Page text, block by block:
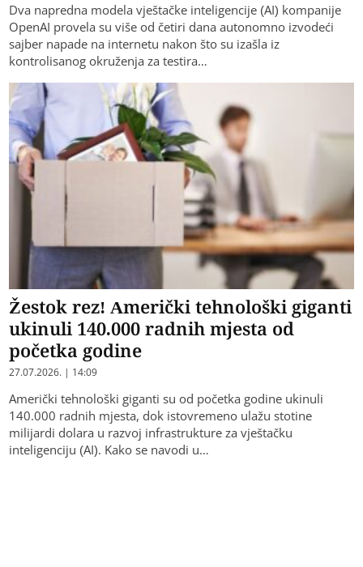
Dva napredna modela vještačke inteligencije (AI) kompanije
OpenAI provela su više od četiri dana autonomno izvodeći
sajber napade na internetu nakon što su izašla iz
kontrolisanog okruženja za testira…
Žestok rez! Američki tehnološki giganti
ukinuli 140.000 radnih mjesta od
početka godine
27.07.2026. | 14:09
Američki tehnološki giganti su od početka godine ukinuli
140.000 radnih mjesta, dok istovremeno ulažu stotine
milijardi dolara u razvoj infrastrukture za vještačku
inteligenciju (AI). Kako se navodi u…